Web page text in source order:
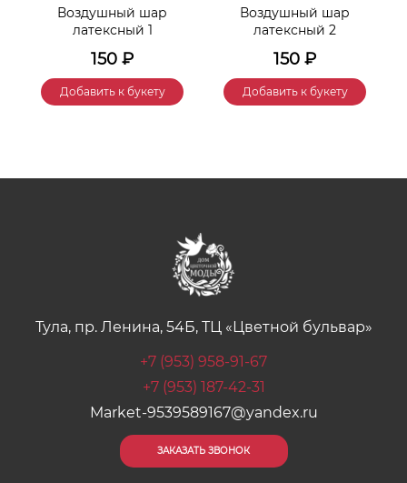
Воздушный шар
латексный 1
150 ₽
Добавить к букету
Воздушный шар
латексный 2
150 ₽
Добавить к букету
Тула, пр. Ленина, 54Б, ТЦ «Цветной бульвар»
+7 (953) 958-91-67
+7 (953) 187-42-31
Market-9539589167@yandex.ru
ЗАКАЗАТЬ ЗВОНОК